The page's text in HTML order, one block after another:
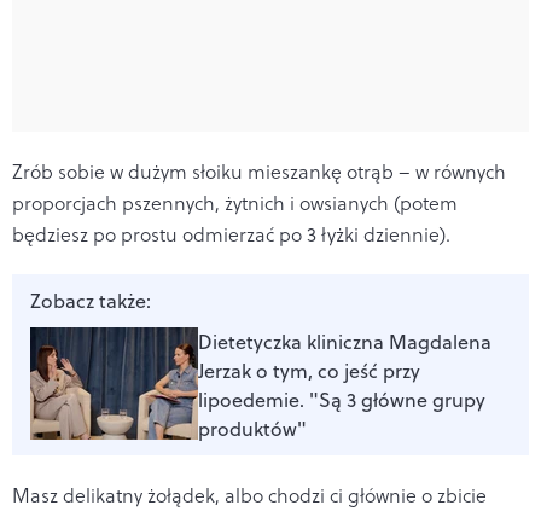
Zrób sobie w dużym słoiku mieszankę otrąb – w równych
proporcjach pszennych, żytnich i owsianych (potem
będziesz po prostu odmierzać po 3 łyżki dziennie).
Zobacz także:
Dietetyczka kliniczna Magdalena
Jerzak o tym, co jeść przy
lipoedemie. "Są 3 główne grupy
produktów"
Masz delikatny żołądek, albo chodzi ci głównie o zbicie